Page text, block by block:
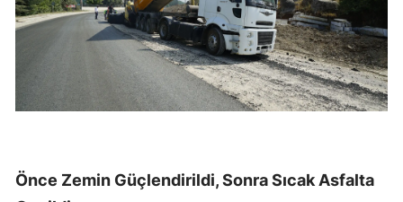
Önce Zemin Güçlendirildi, Sonra Sıcak Asfalta